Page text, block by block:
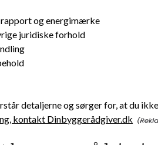
og energimærke
juridiske forhold
detaljerne og sørger for, at du
kontakt Dinbyggerådgiver.dk